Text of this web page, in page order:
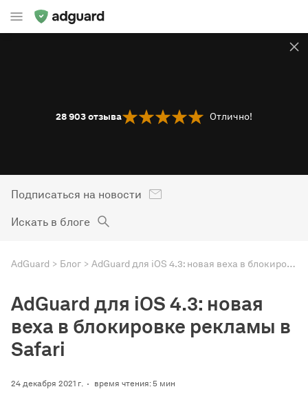
28 903отзыва Отлично!
Подписаться на новости
Искать в блоге
AdGuard Блог AdGuard для iOS 4.3: новая веха в блокировке рекламы в Safari
AdGuard для iOS 4.3: новая
веха в блокировке рекламы в
Safari
24 декабря 2021 г. время чтения: 5 мин